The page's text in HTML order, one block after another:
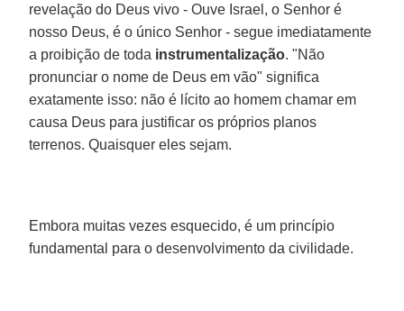
revelação do Deus vivo - Ouve Israel, o Senhor é
nosso Deus, é o único Senhor - segue imediatamente
a proibição de toda instrumentalização. "Não
pronunciar o nome de Deus em vão" significa
exatamente isso: não é lícito ao homem chamar em
causa Deus para justificar os próprios planos
terrenos. Quaisquer eles sejam.
Embora muitas vezes esquecido, é um princípio
fundamental para o desenvolvimento da civilidade.